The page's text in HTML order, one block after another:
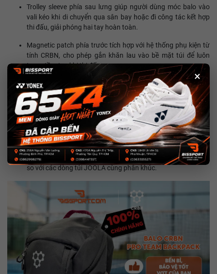
×
Trolley sleeve phía sau lưng giúp người dùng móc balo vào
vali kéo khi di chuyển qua sân bay hoặc đi công tác kết hợp
thi đấu, giải phóng hai tay hoàn toàn.
Magnetic patch phía trước tích hợp với hệ thống phụ kiện từ
tính CRBN, cho phép gắn khăn lau vào bề mặt túi để luôn
trong tầm tay khi thi đấu.
Nhược điểm:
Ngăn vợt chỉ chứa được 3 vợt, không đủ cho người cần mang
nhiều vợt khi tham gia các giải đấu dài ngày.
Không có ngăn laptop riêng biệt, hạn chế khả năng sử dụng
như một chiếc balo đi làm hàng ngày.
Màu sắc hiện chỉ có một phiên bản Đen/Xám, ít lựa chọn hơn
so với các dòng túi JOOLA cùng phân khúc.